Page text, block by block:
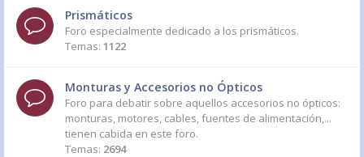
Prismáticos
Foro especialmente dedicado a los prismáticos.
Temas: 1122
Monturas y Accesorios no Ópticos
Foro para debatir sobre aquellos accesorios no ópticos:
monturas, motores, cables, fuentes de alimentación,...
tienen cabida en este foro.
Temas: 2694